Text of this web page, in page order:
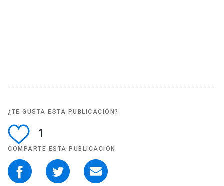
¿TE GUSTA ESTA PUBLICACIÓN?
1
COMPARTE ESTA PUBLICACIÓN